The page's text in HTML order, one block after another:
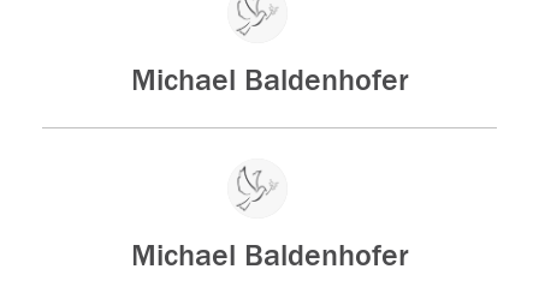
Michael Baldenhofer
Michael Baldenhofer